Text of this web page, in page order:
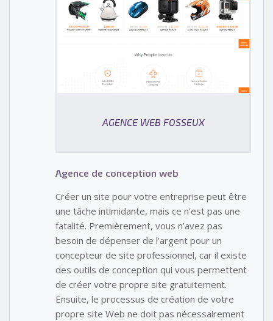
AGENCE WEB FOSSEUX
Agence de conception web
Créer un site pour votre entreprise peut être
une tâche intimidante, mais ce n’est pas une
fatalité. Premièrement, vous n’avez pas
besoin de dépenser de l’argent pour un
concepteur de site professionnel, car il existe
des outils de conception qui vous permettent
de créer votre propre site gratuitement.
Ensuite, le processus de création de votre
propre site Web ne doit pas nécessairement